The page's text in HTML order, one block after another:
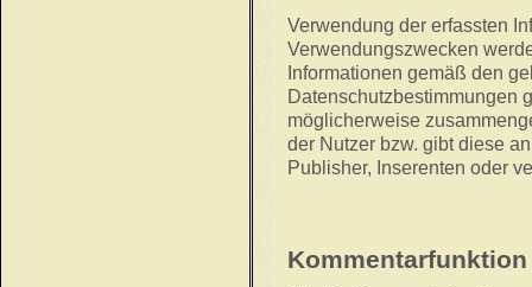
Verwendung der erfassten
Verwendungszwecken
Informationen gemäß den
Datenschutzbestimmungen
möglicherweise
der Nutzer bzw. gibt diese
Publisher, Inserenten oder